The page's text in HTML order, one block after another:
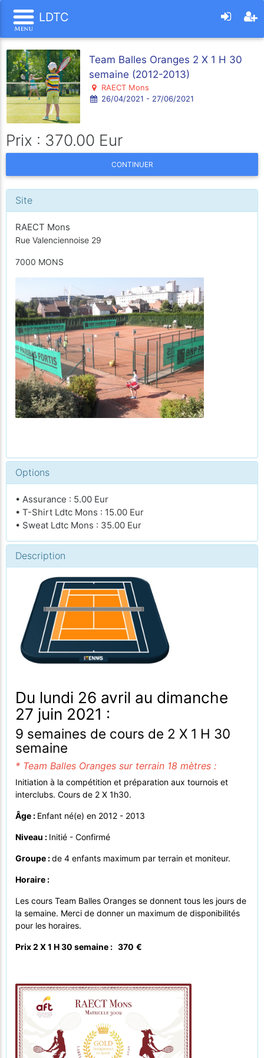
LDTC
Team Balles Oranges 2 X 1 H 30
semaine (2012-2013)
RAECT Mons
26/04/2021 - 27/06/2021
Prix : 370.00 Eur
CONTINUER
Site
RAECT Mons
Rue Valenciennoise 29
7000 MONS
Options
• Assurance : 5.00 Eur
• T-Shirt Ldtc Mons : 15.00 Eur
• Sweat Ldtc Mons : 35.00 Eur
Description
Du lundi 26 avril au dimanche
27 juin 2021 :
9 semaines de cours de 2 X 1 H 30
semaine
* Team Balles Oranges sur terrain 18 mètres :
Initiation à la compétition et préparation aux tournois et
interclubs. Cours de 2 X 1h30.
Âge : Enfant né(e) en 2012 - 2013
Niveau : Initié - Confirmé
Groupe :de 4 enfants maximum par terrain et moniteur.
Horaire :
Les cours Team Balles Oranges se donnent tous les jours de
la semaine. Merci de donner un maximum de disponibilités
pour les horaires.
Prix 2 X 1 H 30 semaine : 370 €